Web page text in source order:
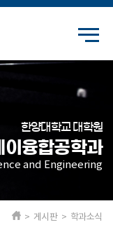
한양대학교 대학원
이융합공학과
and Engineering
> 게시판 > 학과소식